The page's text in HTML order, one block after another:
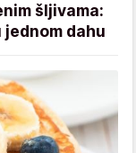
šljivama:
dahu